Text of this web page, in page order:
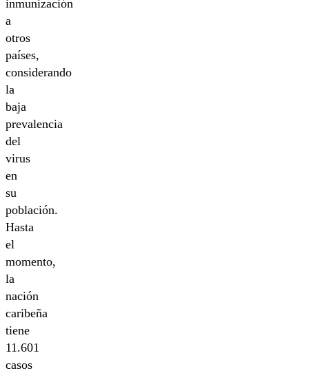
inmunización
a
otros
países,
considerando
la
baja
prevalencia
del
virus
en
su
población.
Hasta
el
momento,
la
nación
caribeña
tiene
11.601
casos